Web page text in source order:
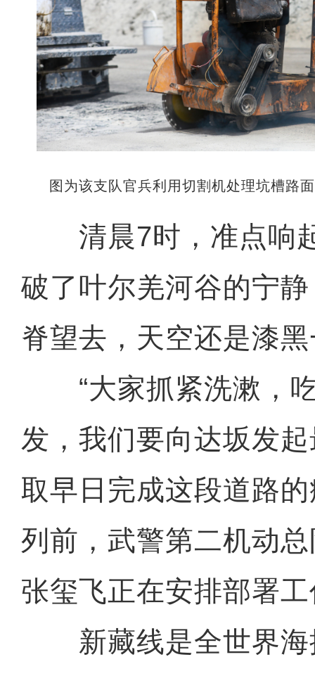
图为该支队官兵利用切割机处理坑槽路
清晨7时，准点响
破了叶尔羌河谷的宁
脊望去，天空还是漆
“大家抓紧洗漱，吃
发，我们要向达坂发
取早日完成这段道路
列前，武警第二机动
张玺飞正在安排部署
新藏线是全世界海